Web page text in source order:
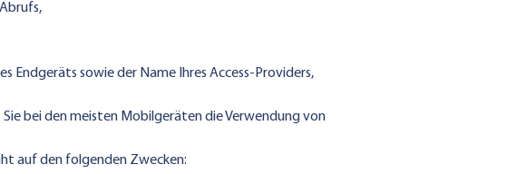
Endgeräts sowie der Name Ihres Access-Providers,
bei den meisten Mobilgeräten die Verwendung von
auf den folgenden Zwecken: